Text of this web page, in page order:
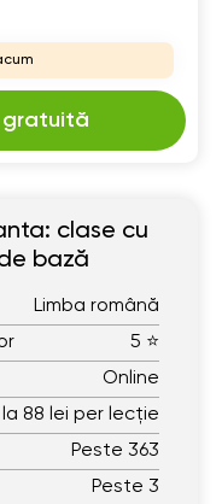
gratuită
clase cu
bază
Limba română
5 ⭐
Online
la 88 lei per lecție
Peste 363
Peste 3